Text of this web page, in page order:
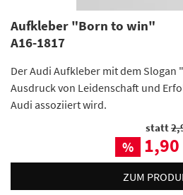
Aufkleber "Born to win"
A16-1817
Der Audi Aufkleber mit dem Slogan
Ausdruck von Leidenschaft und
Audi assoziiert wird.
statt
% 1,90
ZUM